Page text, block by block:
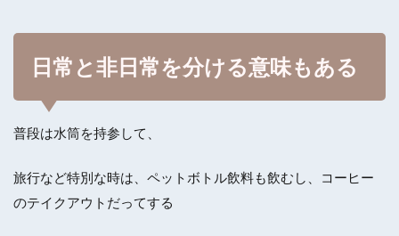
日常と非日常を分ける意味もある
普段は水筒を持参して、
旅行など特別な時は、ペットボトル飲料も飲むし、コーヒー
のテイクアウトだってする